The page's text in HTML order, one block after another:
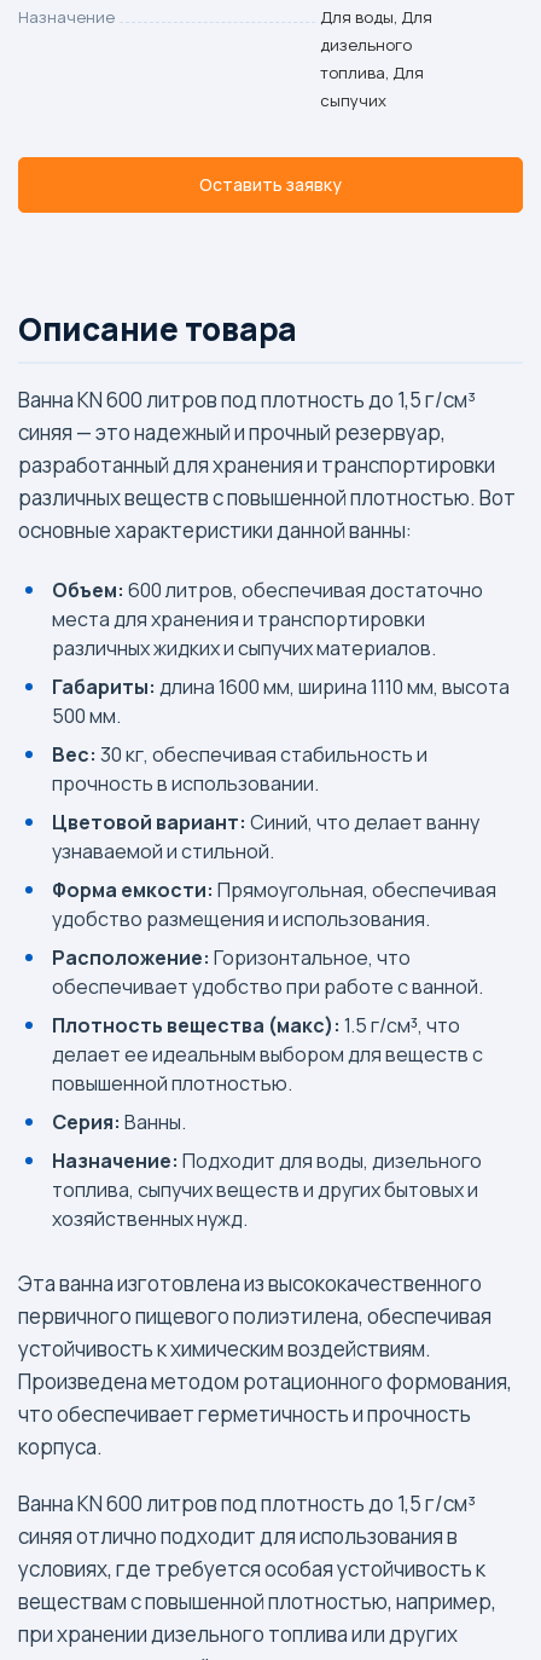
Назначение
Для воды, Для
дизельного
топлива, Для
сыпучих
Оставить заявку
Описание товара
Ванна KN 600 литров под плотность до 1,5 г/см³
синяя — это надежный и прочный резервуар,
разработанный для хранения и транспортировки
различных веществ с повышенной плотностью. Вот
основные характеристики данной ванны:
Объем: 600 литров, обеспечивая достаточно
места для хранения и транспортировки
различных жидких и сыпучих материалов.
Габариты: длина 1600 мм, ширина 1110 мм, высота
500 мм.
Вес: 30 кг, обеспечивая стабильность и
прочность в использовании.
Цветовой вариант: Синий, что делает ванну
узнаваемой и стильной.
Форма емкости: Прямоугольная, обеспечивая
удобство размещения и использования.
Расположение: Горизонтальное, что
обеспечивает удобство при работе с ванной.
Плотность вещества (макс): 1.5 г/см³, что
делает ее идеальным выбором для веществ с
повышенной плотностью.
Серия: Ванны.
Назначение: Подходит для воды, дизельного
топлива, сыпучих веществ и других бытовых и
хозяйственных нужд.
Эта ванна изготовлена из высококачественного
первичного пищевого полиэтилена, обеспечивая
устойчивость к химическим воздействиям.
Произведена методом ротационного формования,
что обеспечивает герметичность и прочность
корпуса.
Ванна KN 600 литров под плотность до 1,5 г/см³
синяя отлично подходит для использования в
условиях, где требуется особая устойчивость к
веществам с повышенной плотностью, например,
при хранении дизельного топлива или других